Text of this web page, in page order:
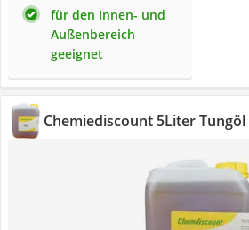
für den Innen- und
Außenbereich
geeignet
Chemiediscount 5Liter Tungöl